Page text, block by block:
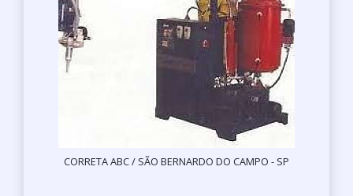
CORRETA ABC / SÃO BERNARDO DO CAMPO - SP